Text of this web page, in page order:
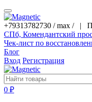
+79313782730 / max / |
СПб, Комендантский
Чек-лист по
Блог
Вход Регистрация
0 ₽